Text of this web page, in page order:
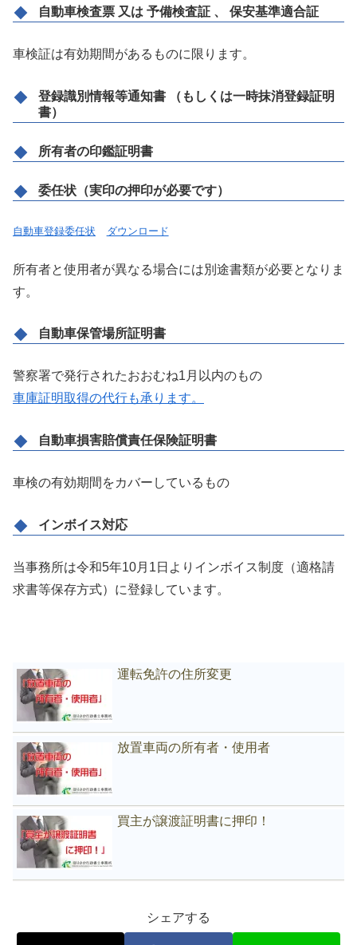
自動車検査票 又は 予備検査証 、 保安基準適合証
車検証は有効期間があるものに限ります。
登録識別情報等通知書 （もしくは一時抹消登録証明
書）
所有者の印鑑証明書
委任状（実印の押印が必要です）
自動車登録委任状 ダウンロード
所有者と使用者が異なる場合には別途書類が必要となりま
す。
自動車保管場所証明書
警察署で発行されたおおむね1月以内のもの
車庫証明取得の代行も承ります。
自動車損害賠償責任保険証明書
車検の有効期間をカバーしているもの
インボイス対応
当事務所は令和5年10月1日よりインボイス制度（適格請
求書等保存方式）に登録しています。
運転免許の住所変更
放置車両の所有者・使用者
買主が譲渡証明書に押印！
シェアする